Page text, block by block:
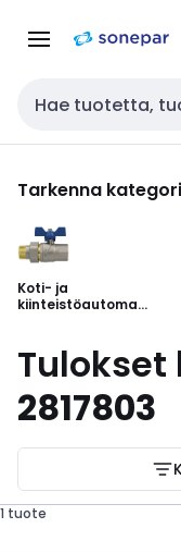
navigointiinsisältöön
Haku
Tarkenna
Koti- ja
kiinteistöautomaa
Tulokset
2817803
1 tuote